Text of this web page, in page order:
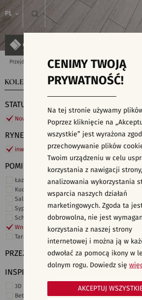
PL
Przejdź do strony głównej Kolekcje
KOLEKCJE WYSZUKIWARKA
STATUS
Nowości
RYNEK
inwestycje
POMIESZCZENIE
Łazienka
Kuchnia
Salon i hol
Sypialnia
Schody
Wnętrza komercyjne
Taras i ogród
PRZEZNACZENIE
INSPIRACJE
3D i struktury
Beton
CENIMY TWOJĄ
PRYWATNOŚĆ!
Na tej stronie używamy
Poprzez kliknięcie na
wszystkie” jest wyrażona
przechowywanie plików
Twoim urządzeniu w celu
korzystania z nawigacji strony,
analizowania wykorzystania
wsparcia naszych działań
marketingowych. Zgoda ta
dobrowolna, nie jest
korzystania z naszej strony
internetowej i można ją w
odwołać za pomocą ikony w
dolnym rogu. Dowiedz się
AKCEPTUJ